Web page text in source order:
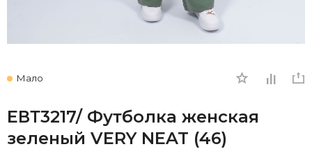
Мало
ЕВТ3217/ Футболка женская
зеленый VERY NEAT (46)